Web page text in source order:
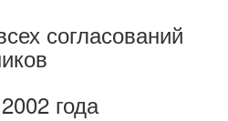
согласований
года